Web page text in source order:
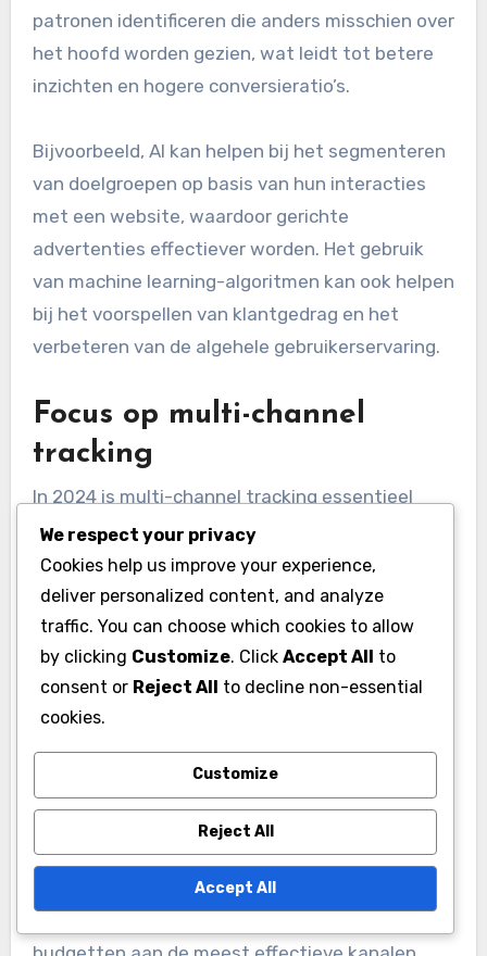
opbouwen van een vertrouwensband met
klanten. Dit kan bijvoorbeeld door middel van
loyaliteitsprogramma’s of inschrijvingen voor
Integratie van kunstmatige
intelligentie
patronen identificeren die anders misschien over
het hoofd worden gezien, wat leidt tot betere
inzichten en hogere conversieratio’s.
Bijvoorbeeld, AI kan helpen bij het segmenteren
van doelgroepen op basis van hun interacties
met een website, waardoor gerichte
advertenties effectiever worden. Het gebruik
van machine learning-algoritmen kan ook helpen
bij het voorspellen van klantgedrag en het
verbeteren van de algehele gebruikerservaring.
Focus op multi-channel
In 2024 is multi-channel tracking essentieel
voor een holistisch beeld van klantinteracties.
Klanten gebruiken vaak verschillende kanalen
We respect your privacy
Cookies help us improve your experience,
deliver personalized content, and analyze
traffic. You can choose which cookies to allow
by clicking Customize. Click Accept All to
consent or Reject All to decline non-essential
cookies.
Customize
Reject All
Accept All